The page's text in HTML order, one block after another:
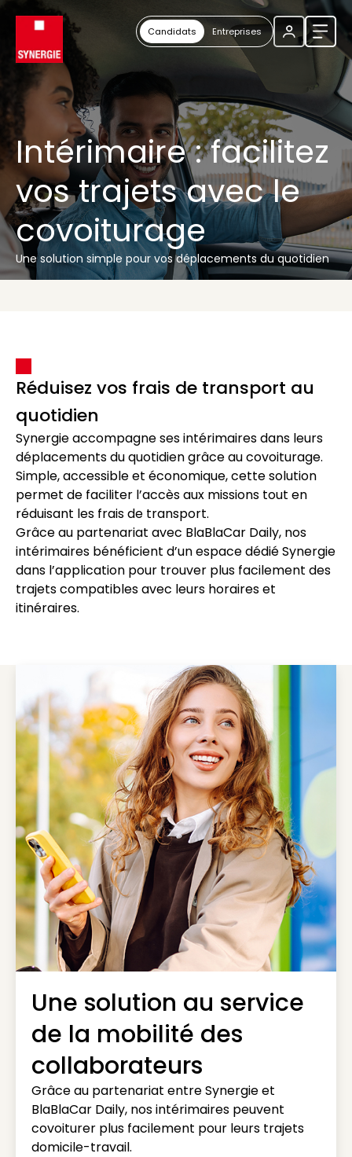
Candidats Entreprises
Intérimaire : facilitez
vos trajets avec le
covoiturage
Une solution simple pour vos déplacements du quotidien
Réduisez vos frais de transport au
quotidien
Synergie accompagne ses intérimaires dans leurs
déplacements du quotidien grâce au covoiturage.
Simple, accessible et économique, cette solution
permet de faciliter l’accès aux missions tout en
réduisant les frais de transport.
Grâce au partenariat avec BlaBlaCar Daily, nos
intérimaires bénéficient d’un espace dédié Synergie
dans l’application pour trouver plus facilement des
trajets compatibles avec leurs horaires et
itinéraires.
Une solution au service
de la mobilité des
collaborateurs
Grâce au partenariat entre Synergie et
BlaBlaCar Daily, nos intérimaires peuvent
covoiturer plus facilement pour leurs trajets
domicile-travail.